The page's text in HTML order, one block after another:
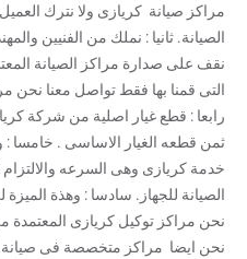
مراكز صيانة كريازى ولا نترك
الصيانة. ثانيا : نملك من الفنيين
نقف على صدارة مراكز الصيانة
التى قمنا بها فقط تواصل معنا نحن
ثمن قطعه الغيار الاساسى . خامسا :
خدمة كريازى وهى السرعه
الصيانة للجهاز. سادسا : وهذة
نحن مراكز توكيل كريازى المعتمدة
نحن ايضا مراكز متخصصة فى صيانة